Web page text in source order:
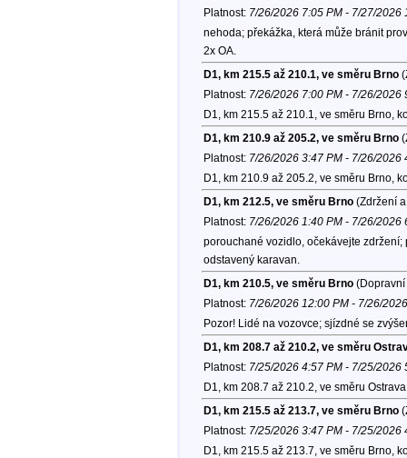
Platnost: 7/26/2026 7:05 PM - 7/27/2026
nehoda; překážka, která může bránit
2x OA.
D1, km 215.5 až 210.1, ve směru Brno
Platnost: 7/26/2026 7:00 PM - 7/26/2026
D1, km 215.5 až 210.1, ve směru Brno,
D1, km 210.9 až 205.2, ve směru Brno
Platnost: 7/26/2026 3:47 PM - 7/26/2026
D1, km 210.9 až 205.2, ve směru Brno,
D1, km 212.5, ve směru Brno(Zdržení
Platnost: 7/26/2026 1:40 PM - 7/26/2026
porouchané vozidlo, očekávejte
odstavený karavan.
D1, km 210.5, ve směru Brno(Dopravní
Platnost: 7/26/2026 12:00 PM - 7/26/
Pozor! Lidé na vozovce; sjízdné se
D1, km 208.7 až 210.2, ve směru
Platnost: 7/25/2026 4:57 PM - 7/25/2026
D1, km 208.7 až 210.2, ve směru
D1, km 215.5 až 213.7, ve směru Brno
Platnost: 7/25/2026 3:47 PM - 7/25/2026
D1, km 215.5 až 213.7, ve směru Brno,